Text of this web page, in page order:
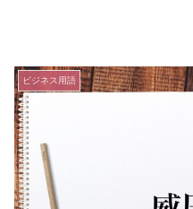
ビジネス用語